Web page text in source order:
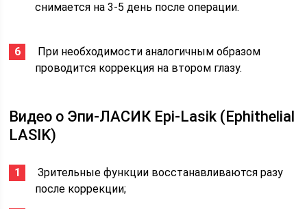
снимается на 3-5 день после операции.
​ При необходимости аналогичным образом
проводится коррекция на втором глазу.
Видео о Эпи-ЛАСИК Epi-Lasik (Ephithelial
LASIK)
​ Зрительные функции восстанавливаются разу
после коррекции;